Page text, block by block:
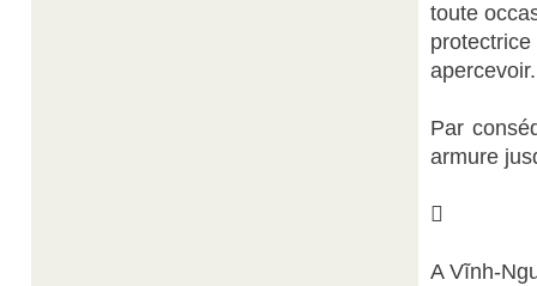
toute
apercevoir.
Par
armure

A Vĩnh-